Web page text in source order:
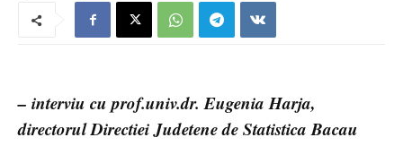
– interviu cu prof.univ.dr. Eugenia Harja,
directorul Directiei Judetene de Statistica Bacau